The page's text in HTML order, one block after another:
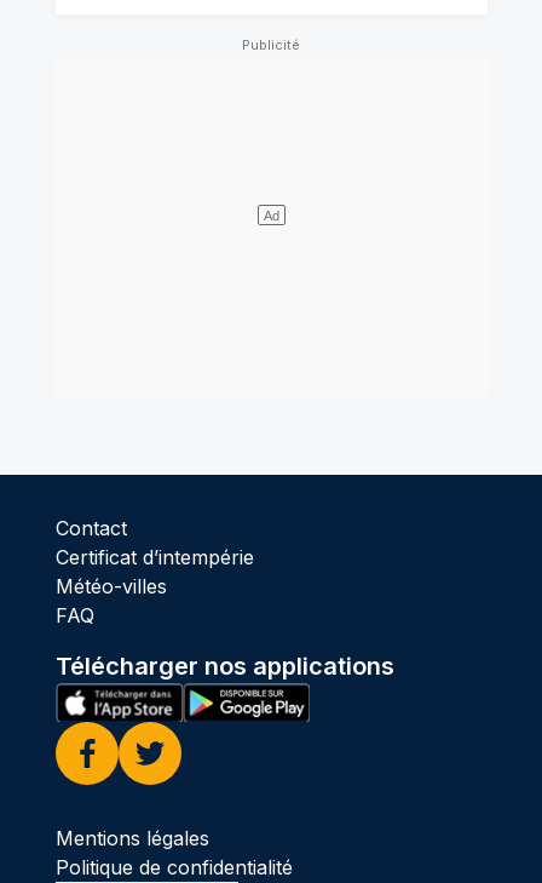
Contact
Certificat d’intempérie
Météo-villes
FAQ
Télécharger nos applications
Facebook
Twitter
Mentions légales
Politique de confidentialité